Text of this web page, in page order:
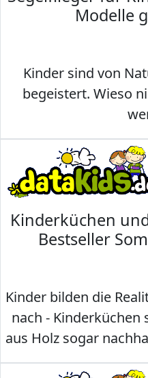
Modelle
Kinder sind von
begeistert. Wieso
Kinderküchen
Bestseller
Kinder bilden die
nach - Kinderküchen
aus Holz sogar